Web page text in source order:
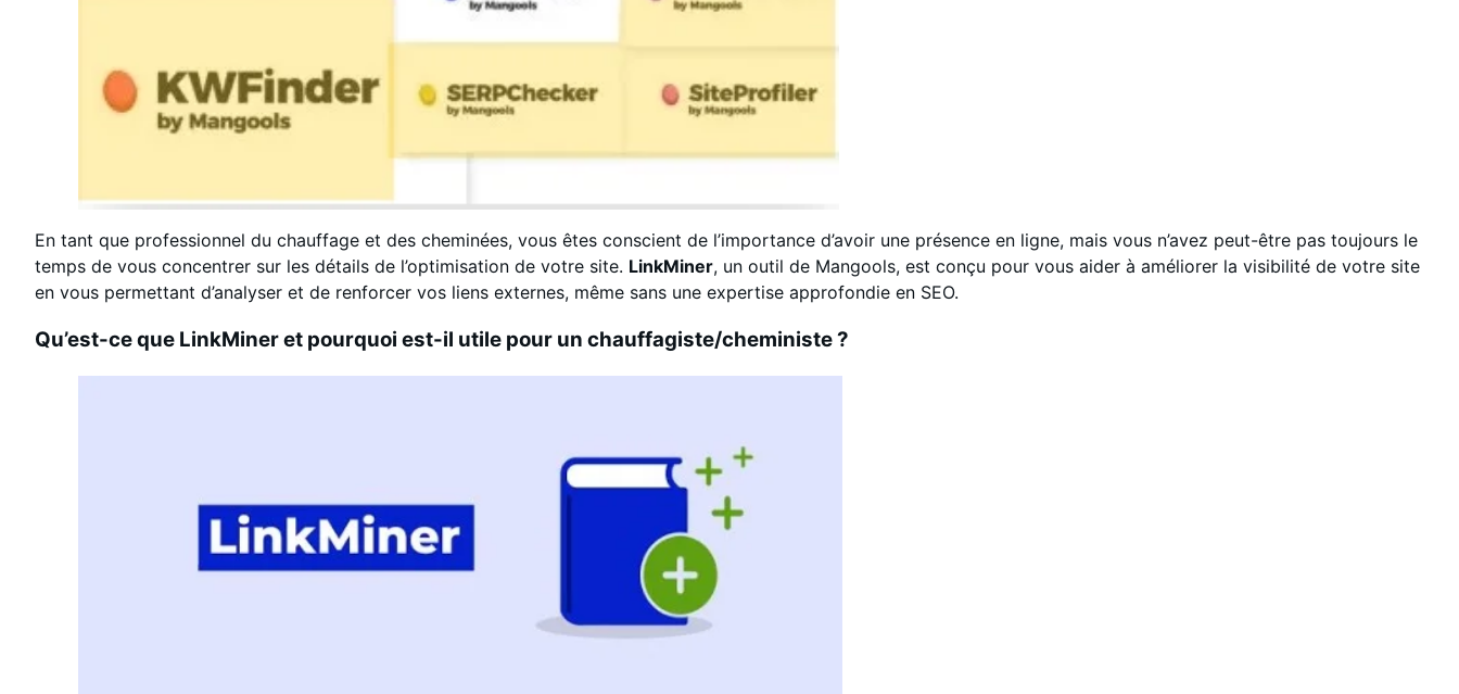
En tant que professionnel du chauffage et des cheminées, vous êtes conscient de l’importance d’avoir une présence en ligne, mais vous n’avez peut-être pas toujours le
temps de vous concentrer sur les détails de l’optimisation de votre site. LinkMiner, un outil de Mangools, est conçu pour vous aider à améliorer la visibilité de votre site
en vous permettant d’analyser et de renforcer vos liens externes, même sans une expertise approfondie en SEO.
Qu’est-ce que LinkMiner et pourquoi est-il utile pour un chauffagiste/cheministe ?